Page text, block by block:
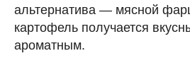
альтернатива — мясной
картофель получается
ароматным.